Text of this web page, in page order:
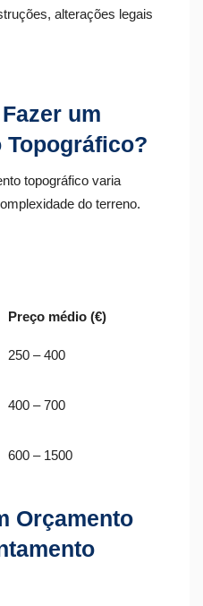
alterações legais
um
Topográfico?
topográfico varia
do terreno.
Preço médio (€)
250 – 400
400 – 700
600 – 1500
Orçamento